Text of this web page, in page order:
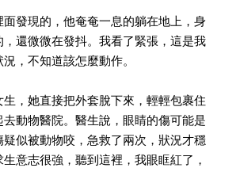
發現的，他奄奄一息的躺在地上，身
，還微微在發抖。我看了緊張，這是我
，不知道該怎麼動作。
，她直接把外套脫下來，輕輕包裹住
動物醫院。醫生說，眼睛的傷可能是
似被動物咬，急救了兩次，狀況才穩
意志很強，聽到這裡，我眼眶紅了，